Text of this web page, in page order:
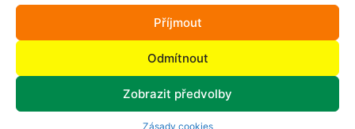
Příjmout
Odmítnout
Zobrazit předvolby
Zásady cookies
obchod@progressa.cz
DIČ: CZ13586637